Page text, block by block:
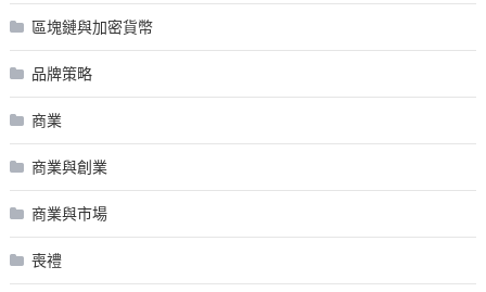
區塊鏈與加密貨幣
品牌策略
商業
商業與創業
商業與市場
喪禮